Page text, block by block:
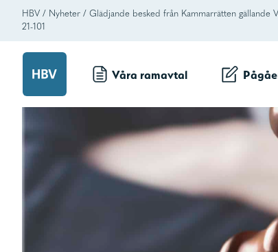
HBV / Nyheter / Glädjande besked från Kammarrätten gällande
21-101
Våra ramavtal